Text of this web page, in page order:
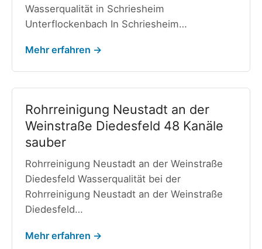
Wasserqualität in Schriesheim
Unterflockenbach In Schriesheim…
Mehr erfahren →
Rohrreinigung Neustadt an der
Weinstraße Diedesfeld 48 Kanäle
sauber
Rohrreinigung Neustadt an der Weinstraße
Diedesfeld Wasserqualität bei der
Rohrreinigung Neustadt an der Weinstraße
Diedesfeld…
Mehr erfahren →